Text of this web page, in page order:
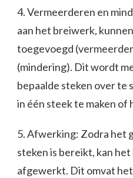
4. Vermeerderen en
aan het breiwerk,
toegevoegd
(mindering). Dit wordt
bepaalde steken over te
in één steek te maken of
5. Afwerking: Zodra het
steken is bereikt, kan
afgewerkt. Dit omvat